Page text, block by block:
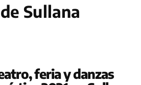
Sullana
feria y danzas